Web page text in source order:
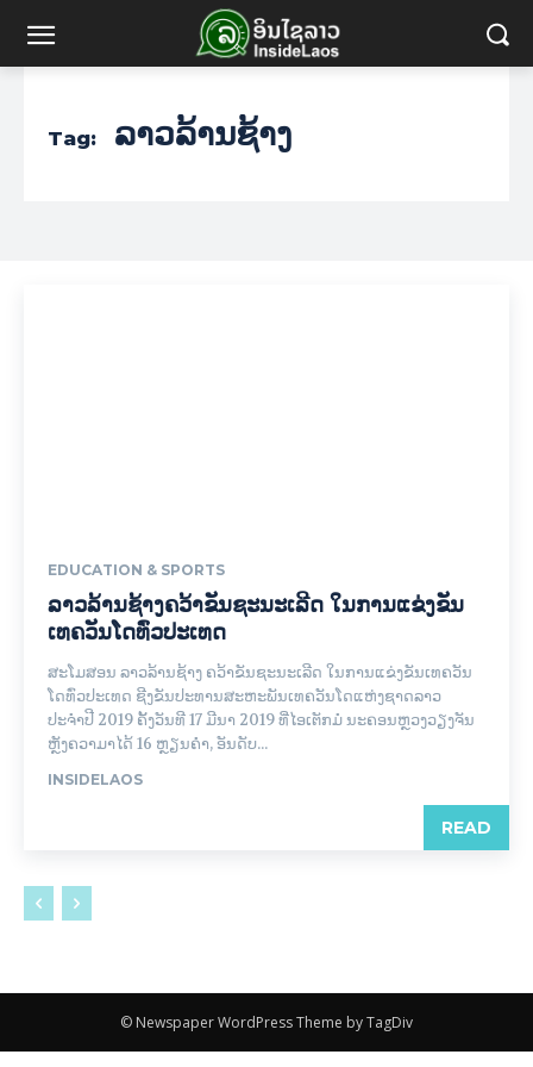
Tag: ລາວລ້ານຊ້າງ
EDUCATION & SPORTS
ລາວລ້ານຊ້າງຄວ້າຂັນຊະນະເລີດ ໃນການແຂ່ງຂັນ
ເທຄວັນໂດທົ່ວປະເທດ
ສະໂມສອນ ລາວລ້ານຊ້າງ ຄວ້າຂັນຊະນະເລີດ ໃນການແຂ່ງຂັນເທຄວັນ
ໂດທົ່ວປະເທດ ຊີງຂັນປະທານສະຫະພັນເທຄວັນໂດແຫ່ງຊາດລາວ
ປະຈຳປີ 2019 ຄັ້ງວັນທີ 17 ມີນາ 2019 ທີ່ໄອເຕັກມໍ ນະຄອນຫຼວງວຽງຈັນ
ຫຼັງຄວາມາໄດ້ 16 ຫຼຽນຄຳ, ອັນດັບ...
INSIDELAOS
READ
© Newspaper WordPress Theme by TagDiv